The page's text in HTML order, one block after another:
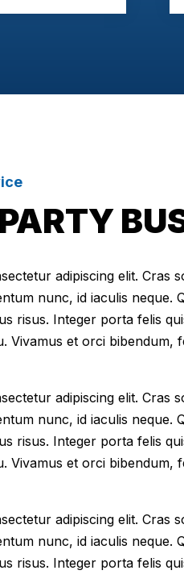
adipiscing elit.
nunc, id iaculis
risus. Integer porta felis
Vivamus et orci bibendum,
adipiscing elit.
nunc, id iaculis
risus. Integer porta felis
Vivamus et orci bibendum,
adipiscing elit.
nunc, id iaculis
risus. Integer porta felis